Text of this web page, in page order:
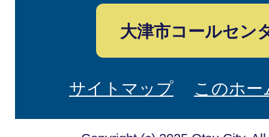
大津市コールセン
サイトマップ このホ